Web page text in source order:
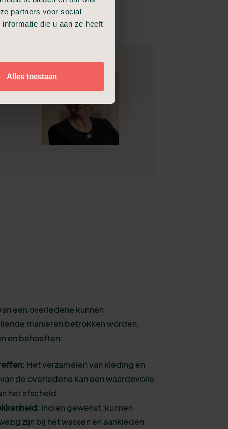
partners voor social
die u aan ze heeft
Alles toestaan
een overledene kunnen
manieren betrokken worden,
en behoeften:
Het verzamelen van kleding en
de overledene kan een waardevolle
het afscheid.
Indien gewenst, kunnen
zijn bij het wassen en aankleden